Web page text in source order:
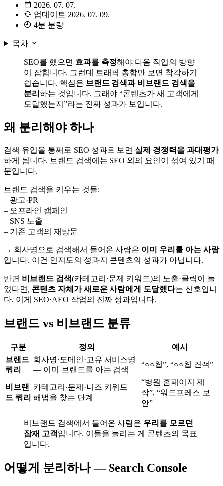
2026. 07. 07.
업데이트 2026. 07. 09.
4분 분량
목차
SEO를 했으면 효과를 측정해야 다음 작업의 방향
이 잡힙니다. 그런데 트래픽 총합만 보면 착각하기
쉽습니다. 핵심은 브랜드 검색과 비브랜드 검색을
분리 하는 것입니다. 그래야 “콘텐츠가 새 고객에게
도달했는지”라는 진짜 성과가 보입니다.
왜 분리해야 하나
검색 유입을 통째로 SEO 성과로 보면 실제 경쟁력을 과대평가
하게 됩니다. 브랜드 검색에는 SEO 외의 요인이 섞여 있기 때
문입니다.
브랜드 검색을 키우는 것들:
– 광고·PR
– 오프라인 캠페인
– SNS 노출
– 기존 고객의 재방문
→ 회사명으로 검색해서 들어온 사람은 이미 우리를 아는 사람
입니다. 이건 인지도의 성과지 콘텐츠의 성과가 아닙니다.
반면 비브랜드 검색(카테고리·문제 키워드)의 노출·클릭이 늘
었다면, 콘텐츠 자체가 새로운 사람에게 도달했다는 신호입니
다. 이게 SEO·AEO 작업의 진짜 성과입니다.
브랜드 vs 비브랜드 분류
구분 정의
예시
브랜드
쿼리
회사명·도메인·고유 서비스명
— 이미 브랜드를 아는 검색
“○○웹”, “○○웹 견적”
비브랜
드 쿼리
카테고리·문제·니즈 키워드 —
해법을 찾는 단계
“병원 홈페이지 제
작”, “워드프레스 보
안”
비브랜드 검색에서 들어온 사람은 우리를 모르던
잠재 고객입니다. 이들을 늘리는 게 콘텐츠의 목표
입니다.
어떻게 분리하나 — Search Console